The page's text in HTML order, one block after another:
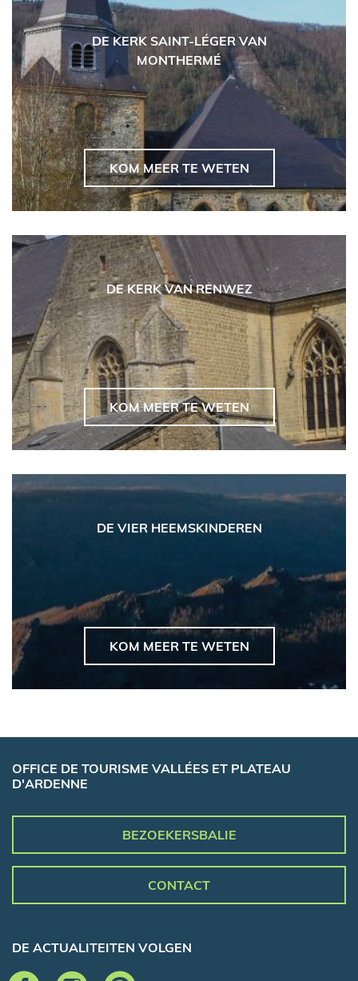
DE KERK SAINT-LÉGER VAN
MONTHERMÉ
KOM MEER TE WETEN
DE KERK VAN RENWEZ
KOM MEER TE WETEN
DE VIER HEEMSKINDEREN
KOM MEER TE WETEN
OFFICE DE TOURISME VALLÉES ET PLATEAU
D'ARDENNE
BEZOEKERSBALIE
CONTACT
DE ACTUALITEITEN VOLGEN